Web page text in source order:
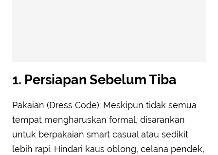
1. Persiapan Sebelum Tiba
Pakaian (Dress Code): Meskipun tidak semua
tempat mengharuskan formal, disarankan
untuk berpakaian smart casual atau sedikit
lebih rapi. Hindari kaus oblong, celana pendek,